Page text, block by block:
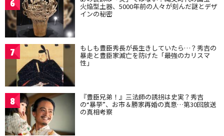
6 火焔型土器、5000年前の人々が刻んだ謎とデザ
インの秘密
7 もしも豊臣秀長が長生きしていたら…？秀吉の
暴走と豊臣家滅亡を防げた「最強のカリスマ
性」
8 『豊臣兄弟！』三法師の誘拐は史実？秀吉
の“暴挙”、お市＆勝家再婚の真意…第30回放送
の真相考察